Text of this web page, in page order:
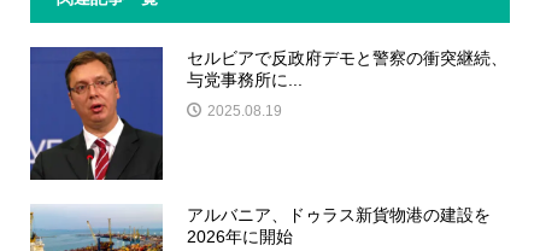
セルビアで反政府デモと警察の衝突継続、
与党事務所に...
2025.08.19
アルバニア、ドゥラス新貨物港の建設を
2026年に開始